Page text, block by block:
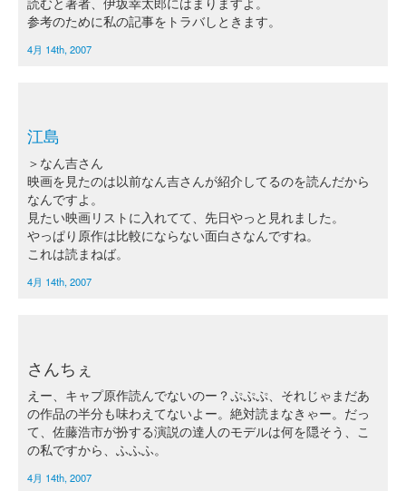
参考のために私の記事をトラバしときます。
4月 14th, 2007
江島
＞なん吉さん
映画を見たのは以前なん吉さんが紹介してるのを読んだから
なんですよ。
見たい映画リストに入れてて、先日やっと見れました。
やっぱり原作は比較にならない面白さなんですね。
これは読まねば。
4月 14th, 2007
さんちぇ
えー、キャプ原作読んでないのー？ぷぷぷ、それじゃまだあ
の作品の半分も味わえてないよー。絶対読まなきゃー。だっ
て、佐藤浩市が扮する演説の達人のモデルは何を隠そう、こ
の私ですから、ふふふ。
4月 14th, 2007